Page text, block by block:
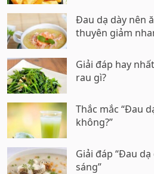
Đau dạ dày nên
thuyên giảm
Giải đáp hay
rau gì?
Thắc mắc “Đau
không?”
Giải đáp “Đau
sáng”